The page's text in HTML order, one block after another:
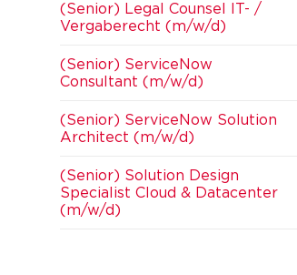
(Senior) Legal Counsel IT- /
Vergaberecht (m/w/d)
(Senior) ServiceNow
Consultant (m/w/d)
(Senior) ServiceNow Solution
Architect (m/w/d)
(Senior) Solution Design
Specialist Cloud & Datacenter
(m/w/d)